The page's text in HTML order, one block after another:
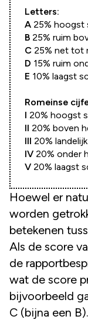
Letters:
A 25% hoogst
B 25% ruim
C 25% net tot
D 15% ruim
E 10% laagst
Romeinse
I 20% hoogst
II 20% boven
III 20%
IV 20% onder
V 20% laagst
Hoewel er
worden
betekenen
Als de score
de
wat de score
bijvoorbeeld
C (bijna een B).